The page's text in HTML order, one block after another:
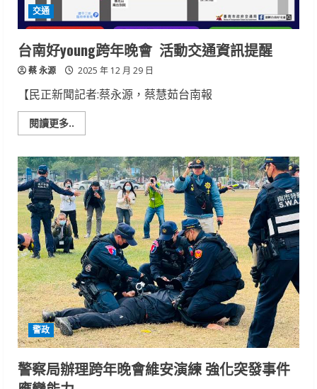
全
面
擴
交通
台南好young跨年晚會 活動交通資訊提醒
蔡 永源 2025 年 12 月 29 日
【民正新聞記者:蔡永源，蔡慧茹台南報
閱讀更多..
more
南
好
young
跨
年
晚
會 活
動
交
通
資
訊
提
醒
警政
警察局辦理跨年晚會維安演練 強化突發事件